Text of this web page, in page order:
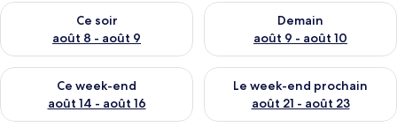
Ce soir
août 8 - août 9
Vérifier la disponibilité pour ce soir août 8 - août 9
Demain
août 9 - août 10
Vérifier la disponibilité pour
Ce week-end
août 14 - août 16
Vérifier la disponibilité pour ce week-end août 14 - août 16
Le week-end prochain
août 21 - août 23
Vérifier la disponibilité pour